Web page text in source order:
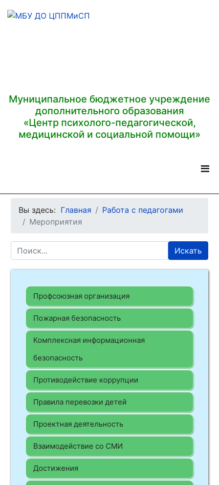
Муниципальное бюджетное учреждение
дополнительного образования
«Центр психолого-педагогической,
медицинской и социальной помощи»
Вы здесь: Главная
Работа с педагогами
Мероприятия
Искать
Профсоюзная организация
Пожарная безопасность
Комплексная информационная
безопасность
Противодействие коррупции
Правила перевозки детей
Проектная деятельность
Взаимодействие со СМИ
Достижения